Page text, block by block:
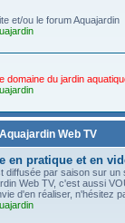
et/ou le forum Aquajardin
domaine du jardin
Aquajardin Web TV
en pratique et en
diffusée par saison sur un
Web TV, c'est aussi
d'en réaliser, n'hésitez